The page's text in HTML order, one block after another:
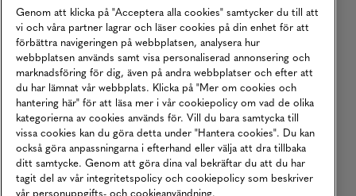
Köpvillkor
Karriär
Vårt Ansvar
Våra Tjänster
Press
Studentrabatt
B2B
Tillgänglighetsredogörelse
Genom att klicka på "Acceptera alla cookies" samtycker du till att
vi och våra partner lagrar och läser cookies på din enhet för att
förbättra navigeringen på webbplatsen, analysera hur
webbplatsen används samt visa personaliserad annonsering och
marknadsföring för dig, även på andra webbplatser och efter att
du har lämnat vår webbplats. Klicka på "Mer om cookies och
hantering här" för att läsa mer i vår cookiepolicy om vad de olika
kategorierna av cookies används för. Vill du bara samtycka till
vissa cookies kan du göra detta under "Hantera cookies". Du kan
också göra anpassningarna i efterhand eller välja att dra tillbaka
ditt samtycke. Genom att göra dina val bekräftar du att du har
tagit del av vår integritetspolicy och cookiepolicy som beskriver
vår personuppgifts- och cookieanvändning.